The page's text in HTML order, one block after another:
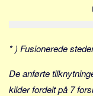
Praktisk
Dokumenttyper
* ) Fusionerede
De anførte
kilder fordelt på 7